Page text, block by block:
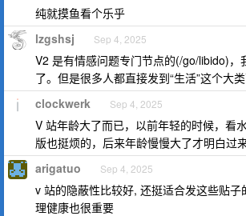
纯就摸鱼看个乐乎
lzgshsj Sep 4, 2025
V2 是有情感问题专门节点的(/go/libido)，
了。但是很多人都直接发到“生活”这个大
clockwerk Sep 4, 2025
V 站年龄大了而已，以前年轻的时候，看
版也挺烦的，后来年龄慢慢大了才明白过
arigatuo Sep 4, 2025
v 站的隐蔽性比较好, 还挺适合发这些贴
理健康也很重要